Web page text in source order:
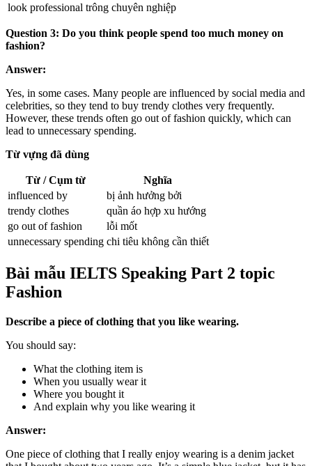
look professional trông chuyên nghiệp
Question 3: Do you think people spend too much money on
fashion?
Answer:
Yes, in some cases. Many people are influenced by social media and
celebrities, so they tend to buy trendy clothes very frequently.
However, these trends often go out of fashion quickly, which can
lead to unnecessary spending.
Từ vựng đã dùng
Từ / Cụm từ
Nghĩa
influenced by
bị ảnh hưởng bởi
trendy clothes
quần áo hợp xu hướng
go out of fashion
lỗi mốt
unnecessary spending chi tiêu không cần thiết
Bài mẫu IELTS Speaking Part 2 topic
Fashion
Describe a piece of clothing that you like wearing.
You should say:
What the clothing item is
When you usually wear it
Where you bought it
And explain why you like wearing it
Answer:
One piece of clothing that I really enjoy wearing is a denim jacket